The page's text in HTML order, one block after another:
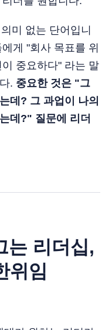
미 없는 단어입니
게 "회사 목표를 위
중요하다" 라는 말
. 중요한 것은 "그
데? 그 과업이 나의
데?" 질문에 리더
는 리더십,
위임